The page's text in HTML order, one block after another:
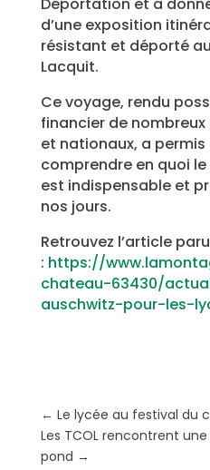
d’une exposition
résistant et déporté
Lacquit.
Ce voyage, rendu
financier de
et nationaux, a permis
comprendre en quoi
est indispensable et
nos jours.
Retrouvez l’article
: https://
chateau-63430/
auschwitz-pour-les-
← Le lycée au festival du
Les TCOL rencontrent
pond →